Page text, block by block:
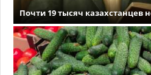
Почти 19 тысяч казахстанцев